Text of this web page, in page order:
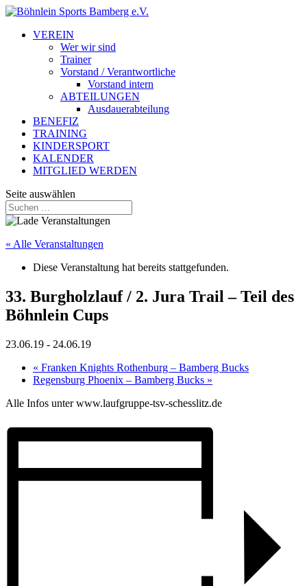
VEREIN
Wer wir sind
Trainer
Vorstand / Verantwortliche
Vorstand intern
ABTEILUNGEN
Ausdauerabteilung
BENEFIZ
TRAINING
KINDERSPORT
KALENDER
MITGLIED WERDEN
Seite auswählen
« Alle Veranstaltungen
Diese Veranstaltung hat bereits stattgefunden.
33. Burgholzlauf / 2. Jura Trail – Teil des
Böhnlein Cups
23.06.19 - 24.06.19
« Franken Knights Rothenburg – Bamberg Bucks
Regensburg Phoenix – Bamberg Bucks »
Alle Infos unter www.laufgruppe-tsv-schesslitz.de